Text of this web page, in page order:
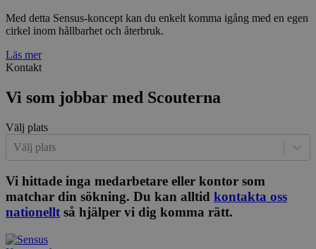
Med detta Sensus-koncept kan du enkelt komma igång med en egen
cirkel inom hållbarhet och återbruk.
Läs mer
Kontakt
Vi som jobbar med Scouterna
Välj plats
Välj plats
Vi hittade inga medarbetare eller kontor som
matchar din sökning. Du kan alltid kontakta oss
nationellt så hjälper vi dig komma rätt.